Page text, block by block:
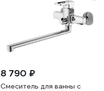
8 790 ₽
Смеситель для ванны с